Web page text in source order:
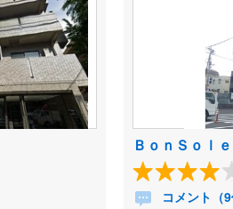
ＢｏｎＳｏｌｅ
コメント（9